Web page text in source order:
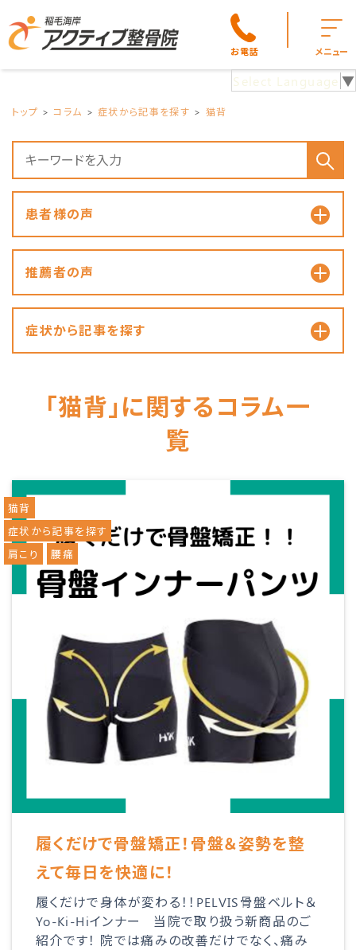
お電話 メニュー
Select Language ▼
トップ コラム 症状から記事を探す 猫背
患者様の声
推薦者の声
症状から記事を探す
「猫背」に関するコラム一
覧
履くだけで骨盤矯正！骨盤＆姿勢を整
えて毎日を快適に！
履くだけで身体が変わる！！PELVIS骨盤ベルト＆
Yo-Ki-Hiインナー 当院で取り扱う新商品のご
紹介です！ 院では痛みの改善だけでなく、痛み
猫背
症状から記事を探す
肩こり
腰痛